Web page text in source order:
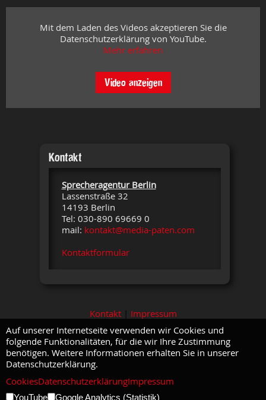
Mit dem Laden des Videos akzeptieren Sie die
Datenschutzerklärung von YouTube.
Mehr erfahren
Video anzeigen
Kontakt
Sprecheragentur Berlin
Lassenstraße 32
14193 Berlin
Tel: 030-890 69669 0
mail: kontakt@media-paten.com
Kontaktformular
Kontakt| Impressum
Auf unserer Internetseite verwenden wir Cookies und
folgende Funktionalitäten, für die wir Ihre Zustimmung
benötigen. Weitere Informationen erhalten Sie in unserer
Datenschutzerklärung.
CookiesDatenschutzerklärungImpressum
YouTube Google Analytics (Statistik)